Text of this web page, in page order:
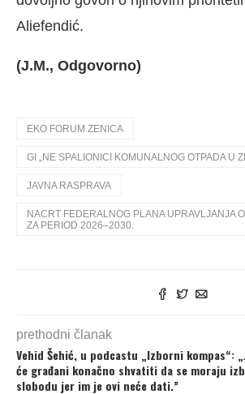
Aliefendić.
(J.M., Odgovorno)
EKO FORUM ZENICA
GI „NE SPALIONICI KOMUNALNOG OTPADA U
JAVNA RASPRAVA
NACRT FEDERALNOG PLANA UPRAVLJANJA
ZA PERIOD 2026–2030.
prethodni članak
Vehid Šehić, u podcastu „Izborni kompas“:
će građani konačno shvatiti da se moraju
slobodu jer im je ovi neće dati.”